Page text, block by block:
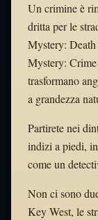
Un crimine è
dritta per le
Mystery:
Mystery:
trasformano
a grandezza
Partirete nei
indizi a piedi,
come un
Non ci sono
Key West, le